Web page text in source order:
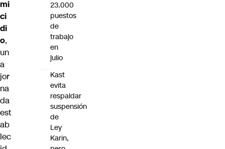
mi
ci
di
o,
un
a
jor
na
da
est
ab
lec
23.000
puestos
de
trabajo
en
julio
Kast
evita
respaldar
suspensión
de
Ley
Karin,